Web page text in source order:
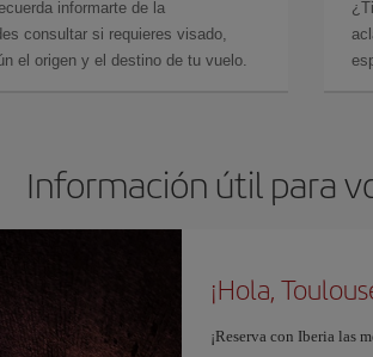
informarte de la
consultar si requieres visado,
el origen y el destino de tu vuelo.
Información útil para
¡Hola,
¡Reserva con Iberia las